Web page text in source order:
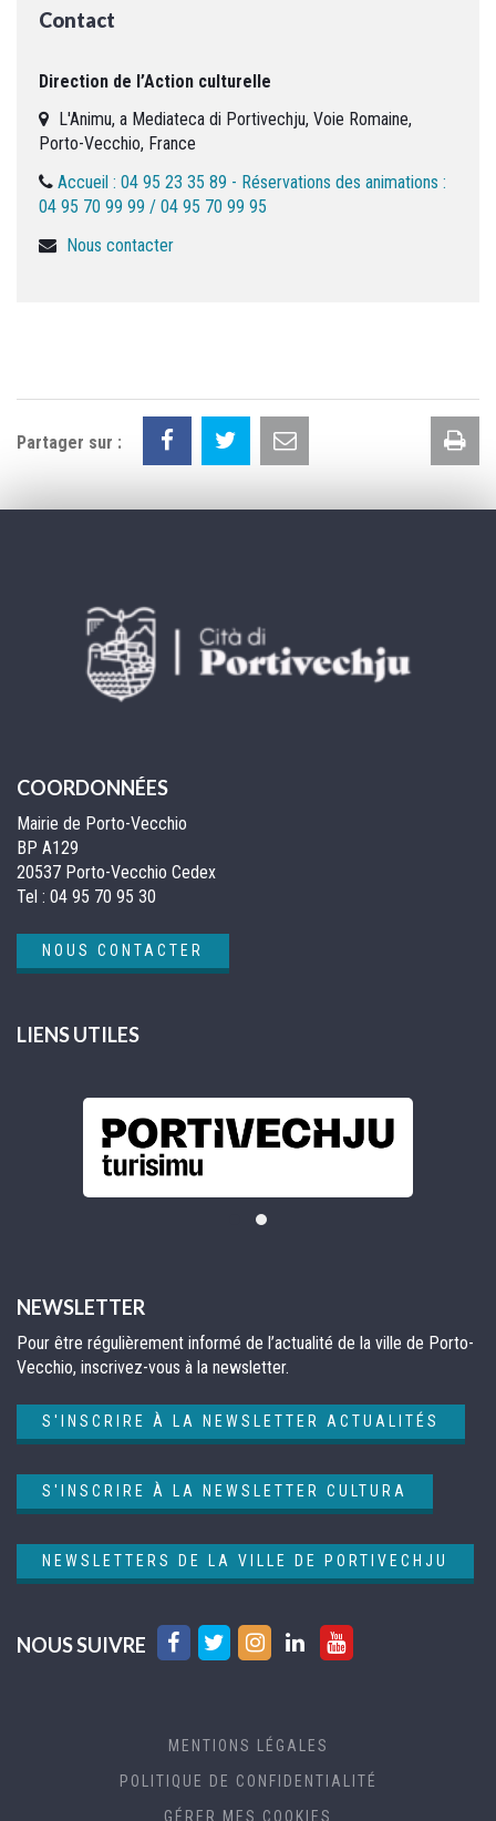
Contact
Direction de l’Action culturelle
L'Animu, a Mediateca di Portivechju, Voie Romaine,
Porto-Vecchio, France
Accueil : 04 95 23 35 89 - Réservations des animations :
04 95 70 99 99 / 04 95 70 99 95
Nous contacter
Partager sur :
la
COORDONNÉES
Mairie de Porto-Vecchio
BP A129
20537 Porto-Vecchio Cedex
Tel : 04 95 70 95 30
NOUS CONTACTER
LIENS UTILES
NEWSLETTER
Pour être régulièrement informé de l’actualité de la ville de Porto-
Vecchio, inscrivez-vous à la newsletter.
S'INSCRIRE À LA NEWSLETTER ACTUALITÉS
S'INSCRIRE À LA NEWSLETTER CULTURA
NEWSLETTERS DE LA VILLE DE PORTIVECHJU
NOUS SUIVRE
Lien
compte
Lien
compte
Lien
compte
Lien
compte
LinkedinYoutube
MENTIONS LÉGALES
POLITIQUE DE CONFIDENTIALITÉ
GÉRER MES COOKIES